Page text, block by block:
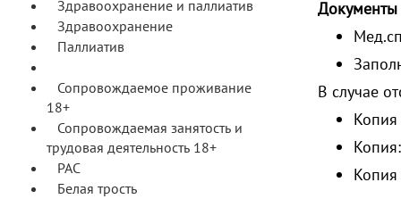
Здравоохранение и паллиатив
Здравоохранение
Паллиатив
Сопровождаемое проживание
18+
Сопровождаемая занятость и
трудовая деятельность 18+
РАС
Белая трость
В случае
Копия